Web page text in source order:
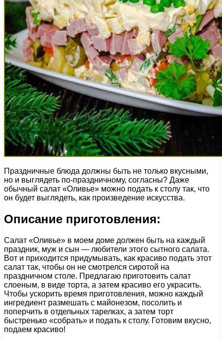
Праздничные блюда должны быть не только вкусными,
но и выглядеть по-праздничному, согласны? Даже
обычный салат «Оливье» можно подать к столу так, что
он будет выглядеть, как произведение искусства.
Описание приготовления:
Салат «Оливье» в моем доме должен быть на каждый
праздник, муж и сын — любители этого сытного салата.
Вот и приходится придумывать, как красиво подать этот
салат так, чтобы он не смотрелся сиротой на
праздничном столе. Предлагаю приготовить салат
слоеным, в виде торта, а затем красиво его украсить.
Чтобы ускорить время приготовления, можно каждый
ингредиент размешать с майонезом, посолить и
поперчить в отдельных тарелках, а затем торт
быстренько «собрать» и подать к столу. Готовим вкусно,
подаем красиво!